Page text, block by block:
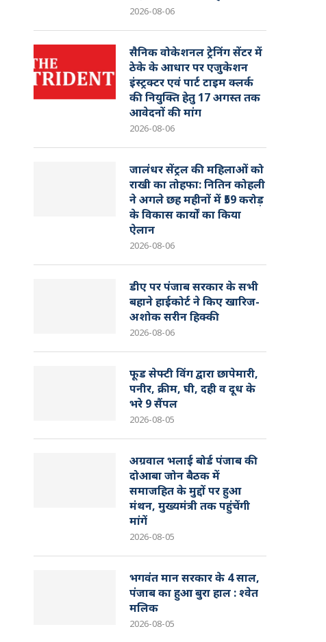
2026-08-06
सैनिक वोकेशनल ट्रेनिंग सेंटर में
ठेके के आधार पर एजुकेशन
इंस्ट्रक्टर एवं पार्ट टाइम क्लर्क
की नियुक्ति हेतु 17 अगस्त तक
आवेदनों की मांग
2026-08-06
जालंधर सेंट्रल की महिलाओं को
राखी का तोहफा: नितिन कोहली
ने अगले छह महीनों में ₹59 करोड़
के विकास कार्यों का किया
ऐलान
2026-08-06
डीए पर पंजाब सरकार के सभी
बहाने हाईकोर्ट ने किए खारिज-
अशोक सरीन हिक्की
2026-08-06
फूड सेफ्टी विंग द्वारा छापेमारी,
पनीर, क्रीम, घी, दही व दूध के
भरे 9 सैंपल
2026-08-05
अग्रवाल भलाई बोर्ड पंजाब की
दोआबा जोन बैठक में
समाजहित के मुद्दों पर हुआ
मंथन, मुख्यमंत्री तक पहुंचेंगी
मांगें
2026-08-05
भगवंत मान सरकार के 4 साल,
पंजाब का हुआ बुरा हाल : श्वेत
मलिक
2026-08-05